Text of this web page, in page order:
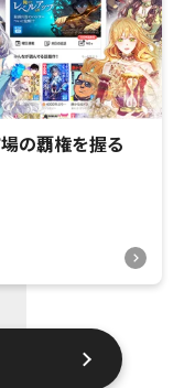
の覇権を握る